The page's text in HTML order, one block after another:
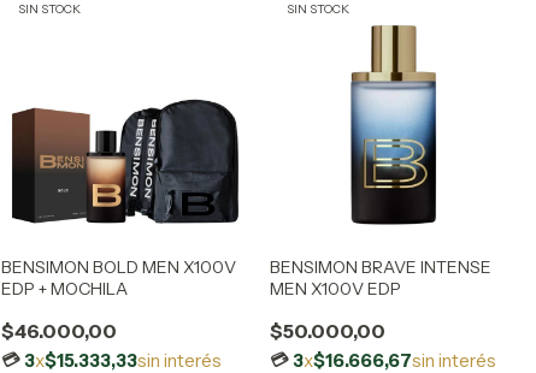
SIN STOCK
BENSIMON BOLD MEN X100V
EDP + MOCHILA
$46.000,00
3x$15.333,33sin interés
SIN STOCK
BENSIMON BRAVE INTENSE
MEN X100V EDP
$50.000,00
3x$16.666,67sin interés